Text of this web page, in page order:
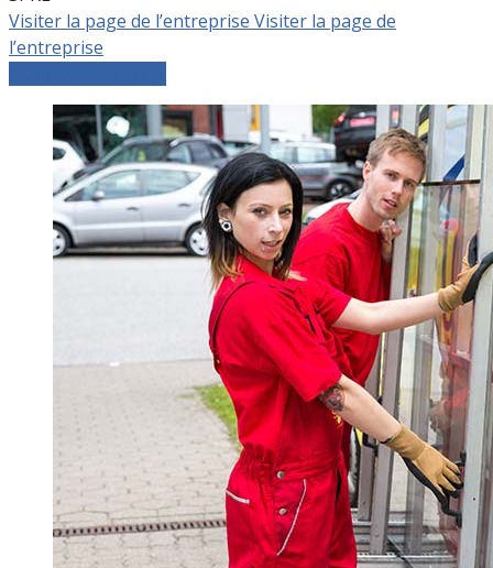
Visiter la page de l’entreprise Visiter la page de
l’entreprise